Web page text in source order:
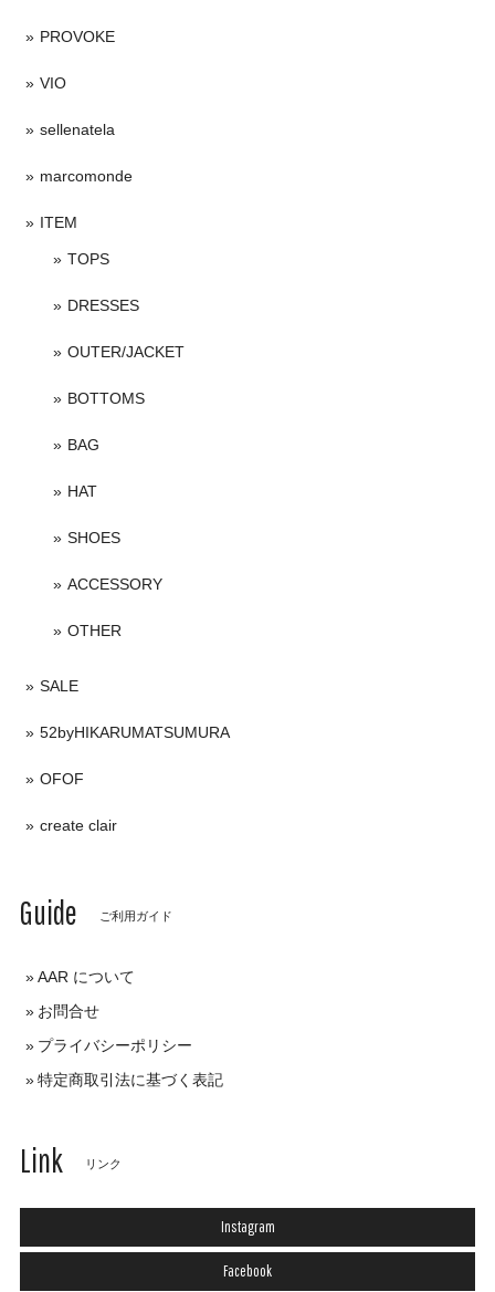
PROVOKE
VIO
sellenatela
marcomonde
ITEM
TOPS
DRESSES
OUTER/JACKET
BOTTOMS
BAG
HAT
SHOES
ACCESSORY
OTHER
SALE
52byHIKARUMATSUMURA
OFOF
create clair
Guide ご利用ガイド
AAR について
お問合せ
プライバシーポリシー
特定商取引法に基づく表記
Link リンク
Instagram
Facebook